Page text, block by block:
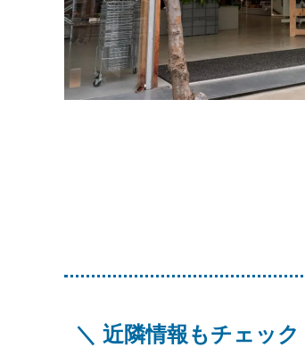
＼ 近隣情報もチェック